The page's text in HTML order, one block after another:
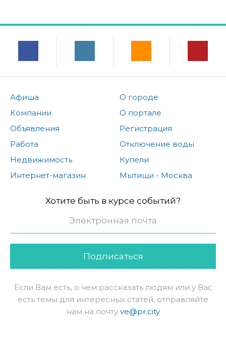
Афиша
Компании
Объявления
Работа
Недвижимость
Интернет-магазин
О городе
О портале
Регистрация
Отключение воды
Купели
Мытищи - Москва
Хотите быть в курсе событий?
Подписаться
Если Вам есть, о чем рассказать людям или у Вас
есть темы для интересных статей, отправляйте
нам на почту ve@pr.city